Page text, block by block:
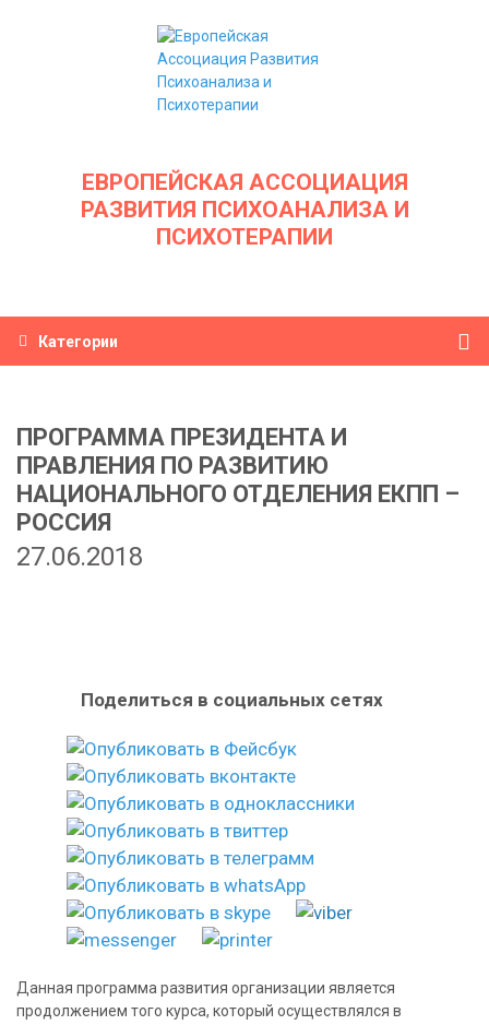
ЕВРОПЕЙСКАЯ АССОЦИАЦИЯ
РАЗВИТИЯ ПСИХОАНАЛИЗА И
ПСИХОТЕРАПИИ
Категории
ПРОГРАММА ПРЕЗИДЕНТА И
ПРАВЛЕНИЯ ПО РАЗВИТИЮ
НАЦИОНАЛЬНОГО ОТДЕЛЕНИЯ ЕКПП –
РОССИЯ
27.06.2018
Поделиться в социальных сетях
Данная программа развития организации является
продолжением того курса, который осуществлялся в